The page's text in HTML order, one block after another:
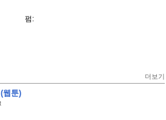
펌:
더보기
웹툰)